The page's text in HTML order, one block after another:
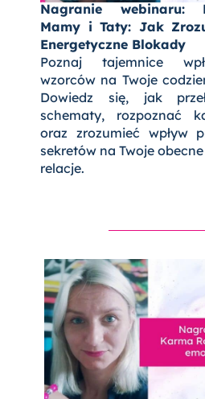
Nagranie webinaru:
Mamy i Taty: Jak
Energetyczne Blokady
Poznaj tajemnice
wzorców na Twoje
Dowiedz się, jak
schematy, rozpoznać
oraz zrozumieć wpływ
sekretów na Twoje
relacje.